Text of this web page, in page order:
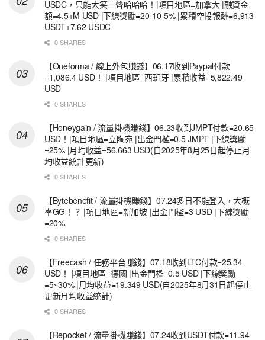
USDC，只能大笑三聲哈哈哈！|項目地區=加拿大 |融資金
額=4.5+M USD |下線獎勵=20-10-5% |累積空投報酬=6,913
USDT+7.62 USDC
0 SHARES
【Oneforma / 線上外包賺錢】06.17收到Paypal付款
=1,086.4 USD！ |項目地區=西班牙 |累積收益=5,822.49
USD
0 SHARES
【Honeygain / 流量掛機賺錢】06.23收到JMPT付款=20.65
USD！|項目地區=立陶宛 |出金門檻=0.5 JMPT |下線獎勵
=25% |月均收益=56.663 USD(自2025年8月25日起停止月
均收益統計更新)
0 SHARES
【Bytebenefit / 流量掛機賺錢】07.24多日不能登入，大概
率GG！？ |項目地區=新加坡 |出金門檻=3 USD |下線獎勵
=20%
0 SHARES
【Freecash / 任務平台賺錢】07.18收到LTC付款=25.34
USD！ |項目地區=德國 |出金門檻=0.5 USD |下線獎勵
=5~30% |月均收益=19.349 USD(自2025年8月31日起停止
更新月均收益統計)
0 SHARES
【Repocket / 流量掛機賺錢】07.24收到USDT付款=11.94